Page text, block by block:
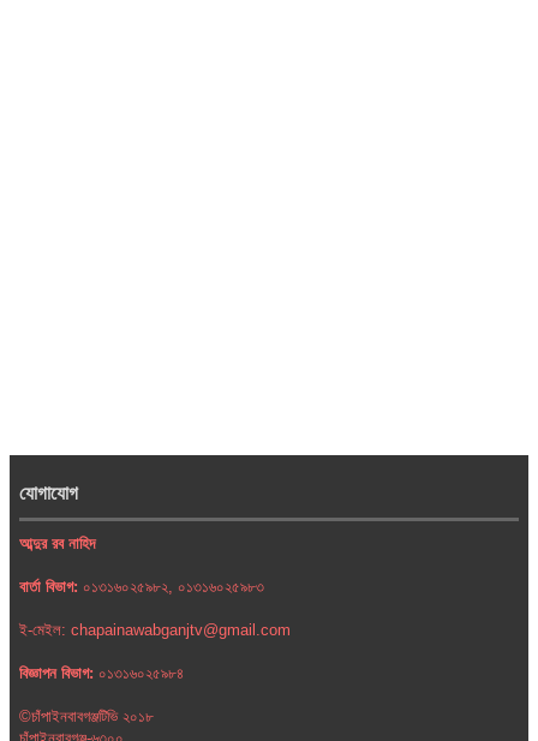
যোগাযোগ
আব্দুর রব নাহিদ
বার্তা বিভাগ: ০১৩১৬০২৫৯৮২, ০১৩১৬০২৫৯৮৩
ই-মেইল: chapainawabganjtv@gmail.com
বিজ্ঞাপন বিভাগ: ০১৩১৬০২৫৯৮৪
©চাঁপাইনবাবগঞ্জটিভি ২০১৮